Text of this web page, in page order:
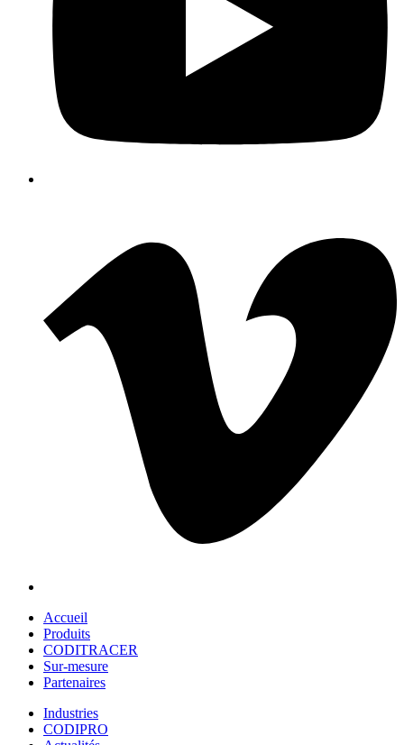
Accueil
Produits
CODITRACER
Sur-mesure
Partenaires
Industries
CODIPRO